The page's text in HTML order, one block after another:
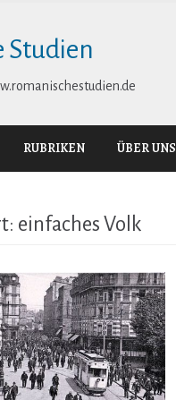
Studien
RUBRIKEN ÜBER UNS
einfaches Volk